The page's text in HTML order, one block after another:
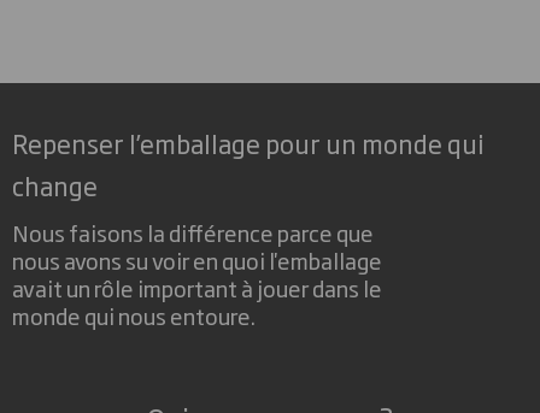
Repenser l’emballage pour un monde qui
change
Nous faisons la différence parce que
nous avons su voir en quoi l'emballage
avait un rôle important à jouer dans le
monde qui nous entoure.